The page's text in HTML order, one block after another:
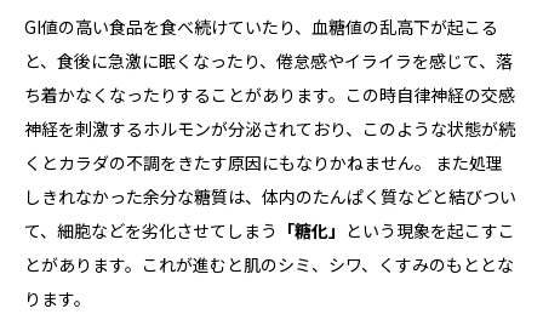
GI値の高い食品を食べ続けていたり、血糖値の乱高下が起こる
と、食後に急激に眠くなったり、倦怠感やイライラを感じて、落
ち着かなくなったりすることがあります。この時自律神経の交感
神経を刺激するホルモンが分泌されており、このような状態が続
くとカラダの不調をきたす原因にもなりかねません。 また処理
しきれなかった余分な糖質は、体内のたんぱく質などと結びつい
て、細胞などを劣化させてしまう 「糖化」 という現象を起こすこ
とがあります。これが進むと肌のシミ、シワ、くすみのもととな
ります。